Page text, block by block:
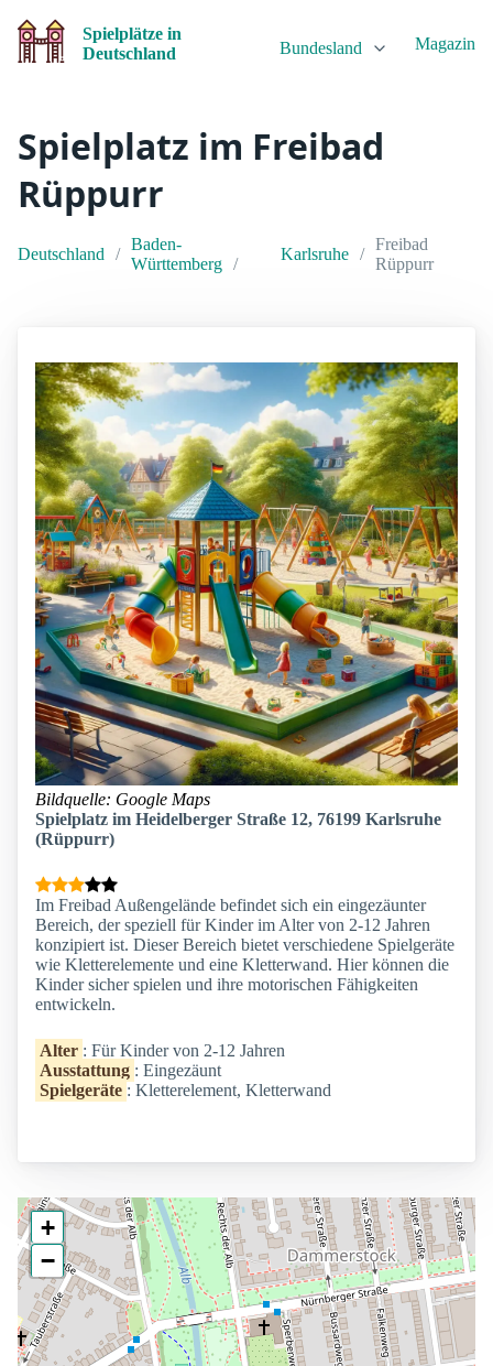
Spielplätze in
Deutschland
Bundesland Magazin
Spielplatz im Freibad
Rüppurr
Deutschland
Baden-
Württemberg
Karlsruhe
Freibad
Rüppurr
Bildquelle: Google Maps
Spielplatz im Heidelberger Straße 12, 76199 Karlsruhe
(Rüppurr)
Im Freibad Außengelände befindet sich ein eingezäunter
Bereich, der speziell für Kinder im Alter von 2-12 Jahren
konzipiert ist. Dieser Bereich bietet verschiedene Spielgeräte
wie Kletterelemente und eine Kletterwand. Hier können die
Kinder sicher spielen und ihre motorischen Fähigkeiten
entwickeln.
Alter : Für Kinder von 2-12 Jahren
Ausstattung : Eingezäunt
Spielgeräte : Kletterelement, Kletterwand
+
−